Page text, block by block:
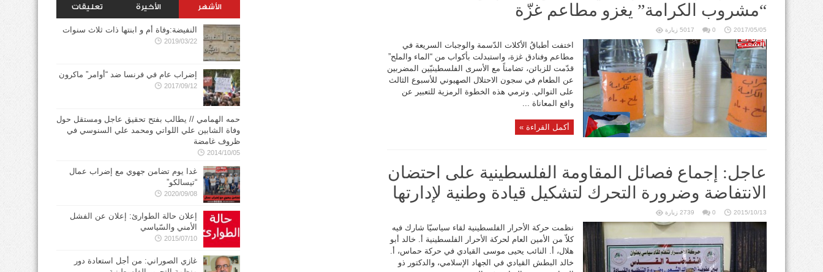
“مشروب الكرامة” يغزو مطاعم غزّة
2017/05/05
0 5017 زيارة
اختفت أطباقُ الأكلات الدّسمة والوجبات السريعة في
مطاعم وفنادق غزة، واستبدلت بأكواب من “الماء والملح”
قدّمت للزبائن، تضامناً مع الأسرى الفلسطينيّين المضربين
عن الطعام في سجون الاحتلال الصهيوني للأسبوع الثالث
على التوالي. وترمي هذه الخطوة الرمزية للتعبير عن
واقع المعاناة ...
أكمل القراءة »
عاجل: إجماع فصائل المقاومة الفلسطينية على احتضان
الانتفاضة وضرورة التحرك لتشكيل قيادة وطنية لإدارتها
2015/10/13
0 2739 زيارة
نظمت حركة الأحرار الفلسطينية لقاء سياسيّا شارك فيه
كلاّ من الأمين العام لحركة الأحرار الفلسطينية أ. خالد أبو
هلال، أ. النائب يحيى موسى القيادي في حركة حماس، أ.
خالد البطش القيادي في الجهاد الإسلامي، والدكتور ذو
الأشهر الأخيرة تعليقات
النفيضة:وفاة أم و ابنتها ذات ثلاث سنوات
2019/03/22
إضراب عام في فرنسا ضد “أوامر” ماكرون
2017/09/12
حمه الهمامي // يطالب بفتح تحقيق عاجل ومستقل حول
وفاة الشابين علي اللواتي ومحمد علي السنوسي في
ظروف غامضة
2014/10/05
غدا يوم تضامن جهوي مع إضراب عمال
“تيسالكو”
2020/09/08
إعلان حالة الطوارئ: إعلان عن الفشل
الأمني والسّياسي
2015/07/10
غازي الصوراني: من أجل استعادة دور